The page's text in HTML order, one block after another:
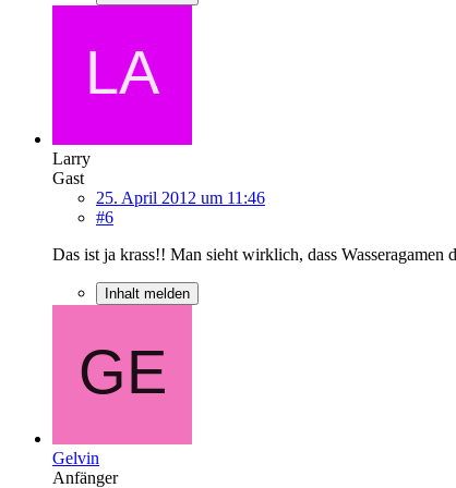
Larry
Gast
25. April 2012 um 11:46
#6
Das ist ja krass!! Man sieht wirklich, dass
Inhalt melden
Gelvin
Anfänger